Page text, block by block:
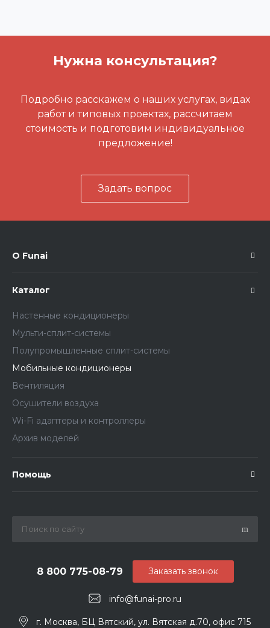
Нужна консультация?
Подробно расскажем о наших услугах, видах
работ и типовых проектах, рассчитаем
стоимость и подготовим индивидуальное
предложение!
Задать вопрос
О Funai
Каталог
Настенные кондиционеры
Мульти-сплит-системы
Полупромышленные сплит-системы
Мобильные кондиционеры
Вентиляция
Осушители воздуха
Wi-Fi адаптеры и контроллеры
Архив моделей
Помощь
info@funai-pro.ru
8 800 775-08-79
г. Москва, БЦ Вятский, ул. Вятская д.70, офис 715
Заказать звонок